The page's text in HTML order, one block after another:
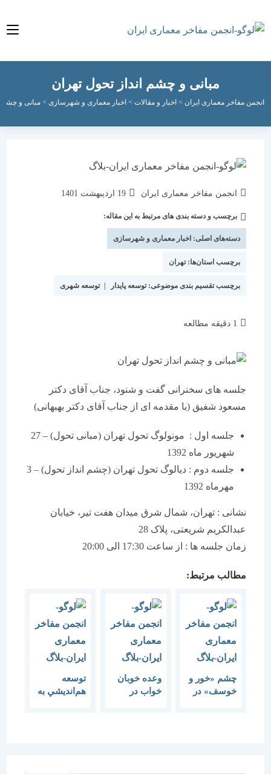
مبانی و چشم انداز تحول تهران
مفاخر معماری ایران > اخبار و مقالات>اخبار معماری و شهرسازی>مبانی و چشم انداز
انجمن مفاخر معماری ایران
نوشته
شده
است:
19 اردیبهشت 1401
برچسب و دسته بندی های مرتبط به این مقاله:
دسته‌های اصلی:اخبار معماری و شهرسازی
برچسب استان‌ها:تهران
برچسب تقسیم بندی موضوعی:توسعه پایدار | توسعه شهری
جلسه های سخنرانی گفت و شنود، جناب آقای دکتر
مسعود شفیق (با مقدمه ای از جناب آقای دکتر بهبهانی)
جلسه اول : مونولوگ تحول تهران (مبانی تحول) – 27
شهریور ماه 1392
جلسه دوم : دیالوگ تحول تهران (چشم انداز تحول) – 3
مهرماه 1392
نشانی : تهران، شمال شرق میدان هفت تیر، خیابان
عبدالکریم شریعتی، پلاک 28
زمان جلسه ها : از ساعت 17:30 الی 20:00
مطالب مرتبط:
چشم «خور و
خوسف» در
وعده خوبان
خواب در
هم‌انديشي به